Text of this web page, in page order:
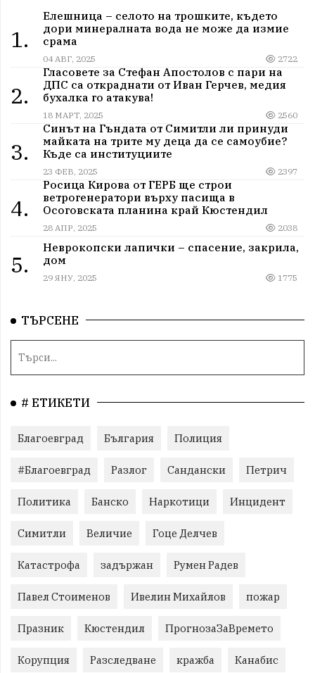
1.
Елешница – селото на трошките, където
дори минералната вода не може да измие
срама
04 АВГ, 2025 2722
2.
Гласовете за Стефан Апостолов с пари на
ДПС са откраднати от Иван Герчев, медия
бухалка го атакува!
18 МАРТ, 2025 2560
3.
Синът на Гъндата от Симитли ли принуди
майката на трите му деца да се самоубие?
Къде са институциите
23 ФЕВ, 2025 2397
4.
Росица Кирова от ГЕРБ ще строи
ветрогенератори върху пасища в
Осоговската планина край Кюстендил
28 АПР, 2025 2038
5.
Неврокопски лапички – спасение, закрила,
дом
29 ЯНУ, 2025 1775
ТЪРСЕНЕ
# ЕТИКЕТИ
Благоевград България Полиция
#Благоевград Разлог Сандански Петрич
Политика Банско Наркотици Инцидент
Симитли Величие Гоце Делчев
Катастрофа задържан Румен Радев
Павел Стоименов Ивелин Михайлов пожар
Празник Кюстендил ПрогнозаЗаВремето
Корупция Разследване кражба Канабис